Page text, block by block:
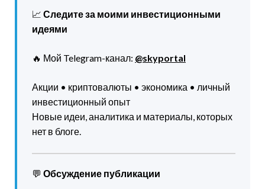
📈 Следите за моими инвестиционными
идеями
🔥 Мой Telegram-канал: @skyportal
Акции • криптовалюты • экономика • личный
инвестиционный опыт
Новые идеи, аналитика и материалы, которых
нет в блоге.
💬 Обсуждение публикации